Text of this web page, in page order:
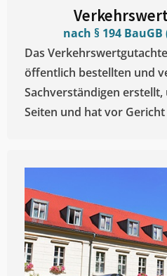
nach § 194
Das
öffentlich bestellten und
Sachverständigen
Seiten und hat vor